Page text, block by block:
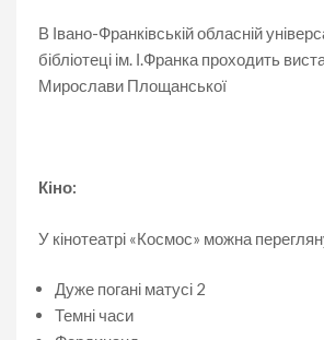
В Івано-Франківській обласній
бібліотеці ім. І.Франка проходить
Мирослави Площанської
Кіно:
У кінотеатрі «Космос» можна
Дуже погані матусі 2
Темні часи